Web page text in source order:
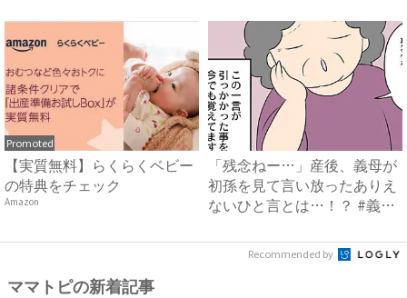
Promoted
【実質無料】らくらくベビー
の特典をチェック
Amazon
「残念ねー…」産後、義母が
初孫を見て言い放ったありえ
ないひと言とは…！？ #義
Recommended by
ママトピの新着記事